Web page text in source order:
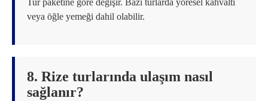
Tur paketine göre değişir. Bazı turlarda yöresel kahvaltı
veya öğle yemeği dahil olabilir.
8. Rize turlarında ulaşım nasıl
sağlanır?